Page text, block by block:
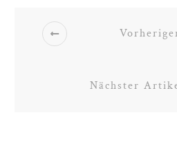
Nächster